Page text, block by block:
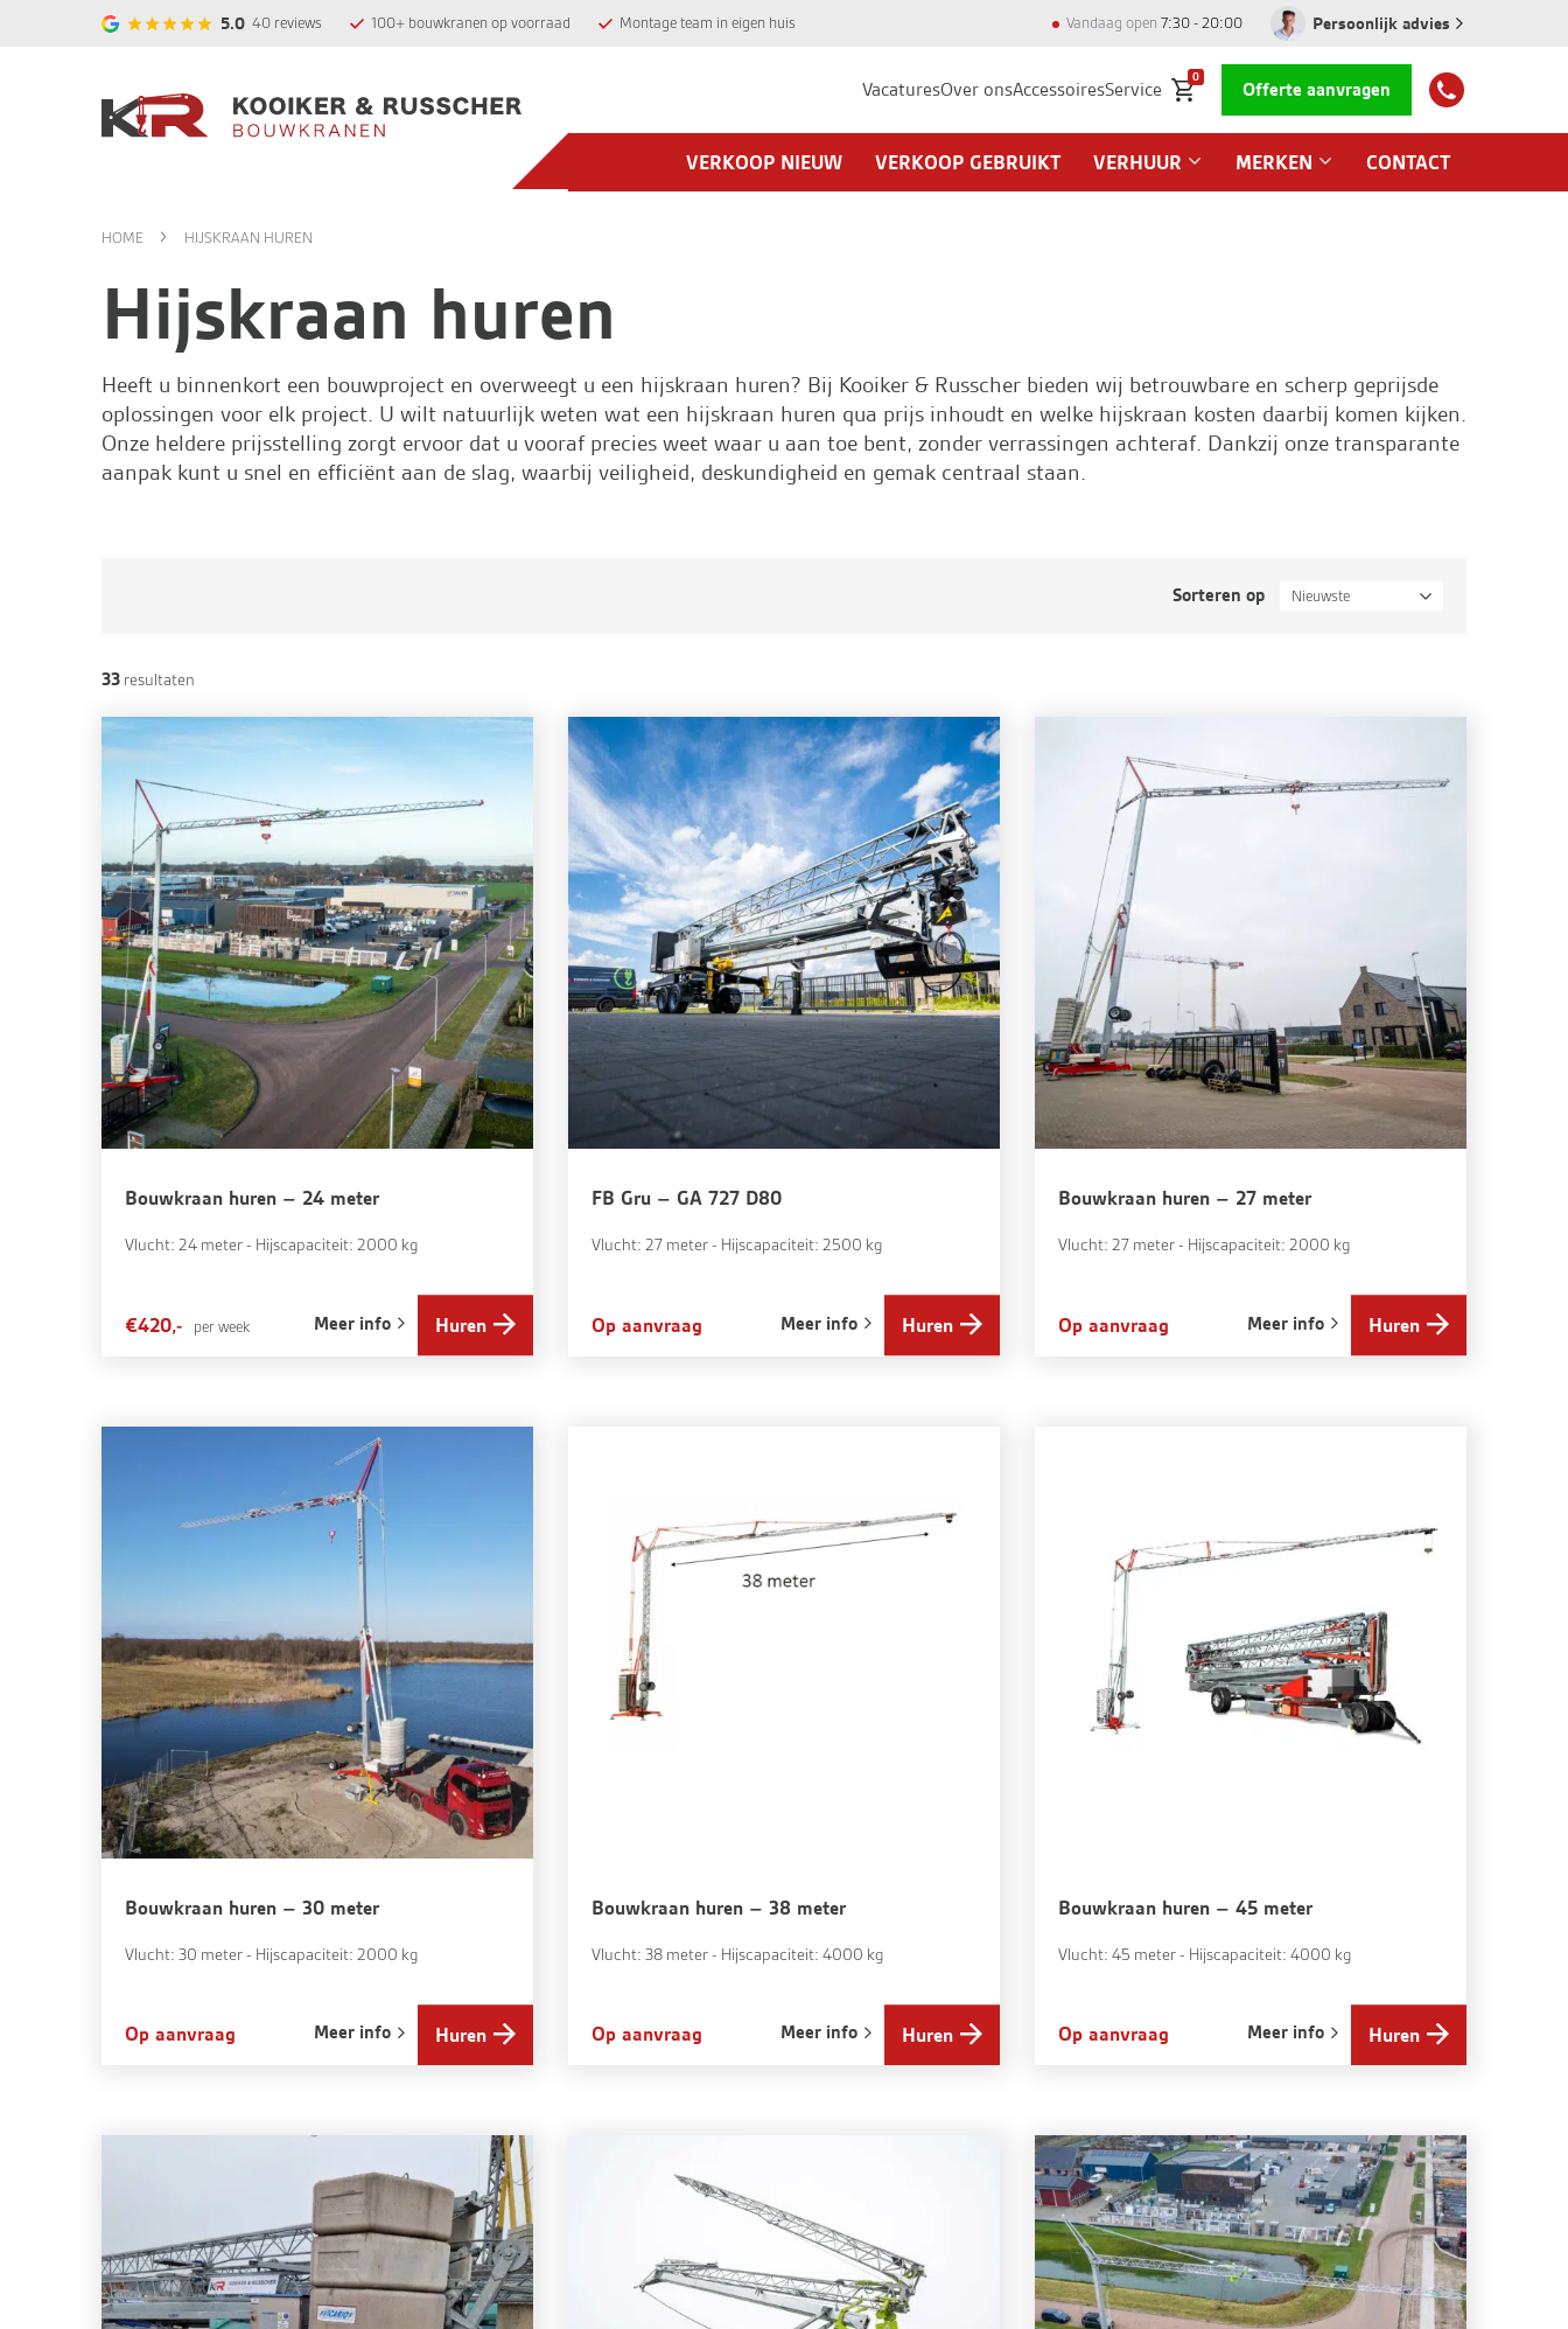
5.0 40 reviews 100+ bouwkranen op voorraad Montage team in eigen huis Vandaag open 7:30 - 20:00 Persoonlijk advies
VacaturesOver onsAccessoiresService
0
Offerte aanvragen
VERKOOP NIEUW VERKOOP GEBRUIKT VERHUUR MERKEN CONTACT
HOME HIJSKRAAN HUREN
Hijskraan huren
Heeft u binnenkort een bouwproject en overweegt u een hijskraan huren? Bij Kooiker & Russcher bieden wij betrouwbare en scherp geprijsde
oplossingen voor elk project. U wilt natuurlijk weten wat een hijskraan huren qua prijs inhoudt en welke hijskraan kosten daarbij komen kijken.
Onze heldere prijsstelling zorgt ervoor dat u vooraf precies weet waar u aan toe bent, zonder verrassingen achteraf. Dankzij onze transparante
aanpak kunt u snel en efficiënt aan de slag, waarbij veiligheid, deskundigheid en gemak centraal staan.
Sorteren op Nieuwste
33 resultaten
Bouwkraan huren – 24 meter
Vlucht: 24 meter - Hijscapaciteit: 2000 kg
€420,- per week Meer info Huren
FB Gru – GA 727 D80
Vlucht: 27 meter - Hijscapaciteit: 2500 kg
Op aanvraag Meer info Huren
Bouwkraan huren – 27 meter
Vlucht: 27 meter - Hijscapaciteit: 2000 kg
Op aanvraag Meer info Huren
Bouwkraan huren – 30 meter
Vlucht: 30 meter - Hijscapaciteit: 2000 kg
Op aanvraag Meer info Huren
Bouwkraan huren – 38 meter
Vlucht: 38 meter - Hijscapaciteit: 4000 kg
Op aanvraag Meer info Huren
Bouwkraan huren – 45 meter
Vlucht: 45 meter - Hijscapaciteit: 4000 kg
Op aanvraag Meer info Huren